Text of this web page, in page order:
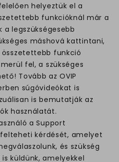
helyeztük el a
funkcióknál már a
legszükségesebb
máshová kattintani,
funkció
fel, a szükséges
Tovább az OVIP
súgóvideókat is
is bemutatják az
használatát.
a Support
kérdését, amelyet
és szükség
küldünk, amelyekkel